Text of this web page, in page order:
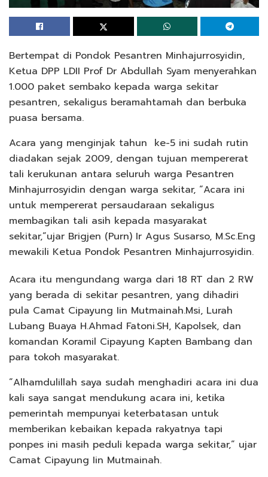
Bertempat di Pondok Pesantren Minhajurrosyidin,
Ketua DPP LDII Prof Dr Abdullah Syam menyerahkan
1.000 paket sembako kepada warga sekitar
pesantren, sekaligus beramahtamah dan berbuka
puasa bersama.
Acara yang menginjak tahun ke-5 ini sudah rutin
diadakan sejak 2009, dengan tujuan mempererat
tali kerukunan antara seluruh warga Pesantren
Minhajurrosyidin dengan warga sekitar, “Acara ini
untuk mempererat persaudaraan sekaligus
membagikan tali asih kepada masyarakat
sekitar,”ujar Brigjen (Purn) Ir Agus Susarso, M.Sc.Eng
mewakili Ketua Pondok Pesantren Minhajurrosyidin.
Acara itu mengundang warga dari 18 RT dan 2 RW
yang berada di sekitar pesantren, yang dihadiri
pula Camat Cipayung Iin Mutmainah.Msi, Lurah
Lubang Buaya H.Ahmad Fatoni.SH, Kapolsek, dan
komandan Koramil Cipayung Kapten Bambang dan
para tokoh masyarakat.
”Alhamdulillah saya sudah menghadiri acara ini dua
kali saya sangat mendukung acara ini, ketika
pemerintah mempunyai keterbatasan untuk
memberikan kebaikan kepada rakyatnya tapi
ponpes ini masih peduli kepada warga sekitar,” ujar
Camat Cipayung Iin Mutmainah.